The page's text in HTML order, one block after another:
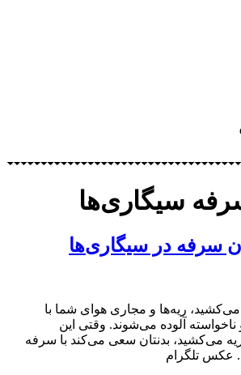
سیگاری‌ها
سرفه در سیگاری‌ها
می‌کشید، ریه‌ها و مجاری هوای شما با
آلوده می‌شوند. وقتی این
می‌کشید، بدنتان سعی می‌کند با سرفه
عکس تلگرام